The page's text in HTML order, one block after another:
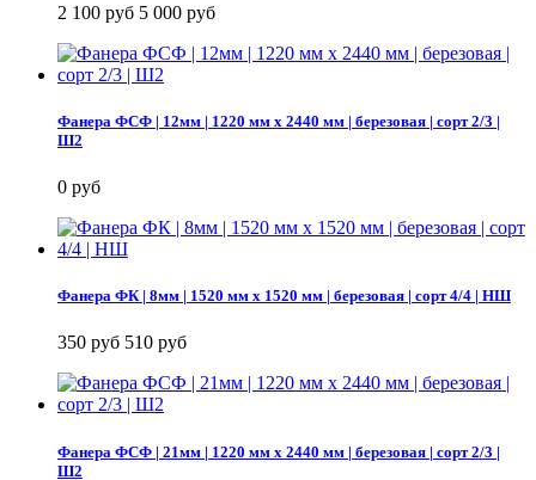
2 100 руб 5 000 руб
Фанера ФСФ | 12мм | 1220 мм х 2440 мм | березовая | сорт 2/3 |
Ш2
0 руб
Фанера ФК | 8мм | 1520 мм х 1520 мм | березовая | сорт 4/4 | НШ
350 руб 510 руб
Фанера ФСФ | 21мм | 1220 мм х 2440 мм | березовая | сорт 2/3 |
Ш2